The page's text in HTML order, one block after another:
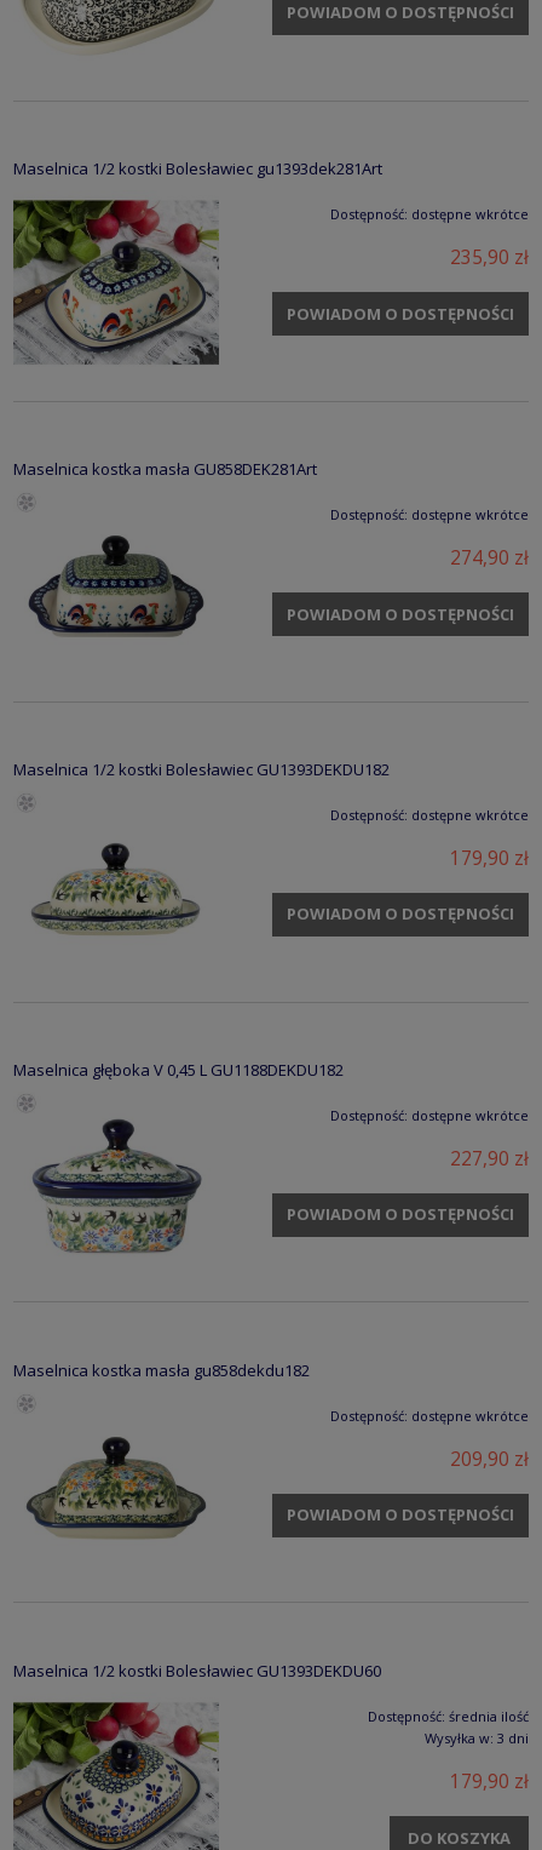
POWIADOM O DOSTĘPNOŚCI
Maselnica 1/2 kostki Bolesławiec gu1393dek281Art
Dostępność: dostępne wkrótce
235,90 zł
POWIADOM O DOSTĘPNOŚCI
Maselnica kostka masła GU858DEK281Art
Dostępność: dostępne wkrótce
274,90 zł
POWIADOM O DOSTĘPNOŚCI
Maselnica 1/2 kostki Bolesławiec GU1393DEKDU182
Dostępność: dostępne wkrótce
179,90 zł
POWIADOM O DOSTĘPNOŚCI
Maselnica głęboka V 0,45 L GU1188DEKDU182
Dostępność: dostępne wkrótce
227,90 zł
POWIADOM O DOSTĘPNOŚCI
Maselnica kostka masła gu858dekdu182
Dostępność: dostępne wkrótce
209,90 zł
POWIADOM O DOSTĘPNOŚCI
Maselnica 1/2 kostki Bolesławiec GU1393DEKDU60
Dostępność: średnia ilość
Wysyłka w: 3 dni
179,90 zł
DO KOSZYKA